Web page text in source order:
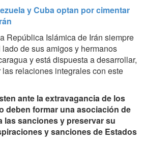
y Cuba optan por cimentar
República Islámica de Irán siempre
de sus amigos y hermanos
y está dispuesta a desarrollar,
relaciones integrales con este
ante la extravagancia de los
deben formar una asociación de
las sanciones y preservar su
y sanciones de Estados